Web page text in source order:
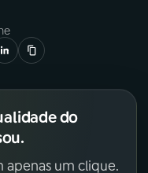
do
apenas um clique.